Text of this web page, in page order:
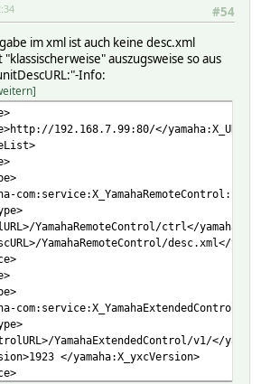
url>
mimetype>
url>
mimetype>
url>
upnp-org:service:AVTransport:1</
org:serviceId:AVTransport</serviceId>
desc.xml</SCPDURL>
#54
im xml ist auch keine desc.xml
auszugsweise so aus
Info:
192.168.7.99:80/</
com:service:X_YamahaRemoteControl:1
YamahaRemoteControl/ctrl</
YamahaRemoteControl/desc.xml</
com:service:X_YamahaExtendedControl:1
YamahaExtendedControl/v1/</
</yamaha:X_yxcVersion>